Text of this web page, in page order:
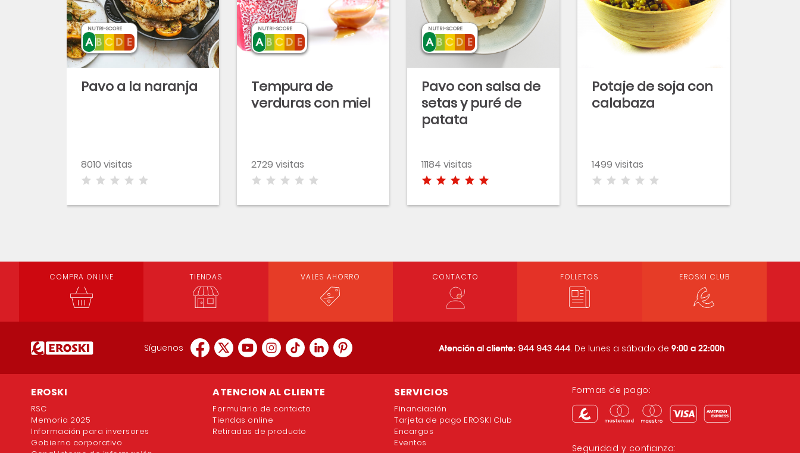
Pavo a la naranja
8010 visitas
NUTRI-SCORE
Tempura de
verduras con miel
2729 visitas
NUTRI-SCORE
Pavo con salsa de
setas y puré de
patata
11184 visitas
NUTRI-SCORE
Potaje de soja con
calabaza
1499 visitas
COMPRA ONLINE TIENDAS VALES AHORRO CONTACTO FOLLETOS EROSKI CLUB
Síguenos Atención al cliente: 944 943 444. De lunes a sábado de 9:00 a 22:00h
EROSKI
RSC
Memoria 2025
Información para inversores
Gobierno corporativo
ATENCION AL CLIENTE
Formulario de contacto
Tiendas online
Retiradas de producto
SERVICIOS
Financiación
Tarjeta de pago EROSKI Club
Encargos
Eventos
Formas de pago:
Seguridad y confianza: